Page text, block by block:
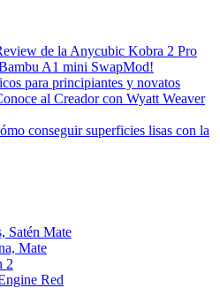
de la Anycubic Kobra 2 Pro
A1 mini SwapMod!
para principiantes y novatos
al Creador con Wyatt Weaver
conseguir superficies lisas con la
Satén Mate
Mate
2
Red